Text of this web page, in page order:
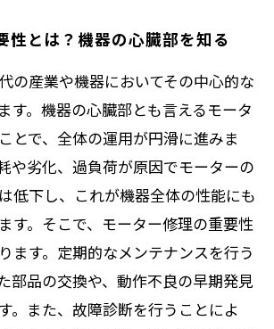
介：モーター修理がもたらすメ
た設備の運用：安定的な運用の
性とは？機器の心臓部を知る
の産業や機器においてその中心的な
す。機器の心臓部とも言えるモータ
とで、全体の運用が円滑に進みま
や劣化、過負荷が原因でモーターの
低下し、これが機器全体の性能にも
す。そこで、モーター修理の重要性
ます。定期的なメンテナンスを行う
部品の交換や、動作不良の早期発見
。また、故障診断を行うことによ